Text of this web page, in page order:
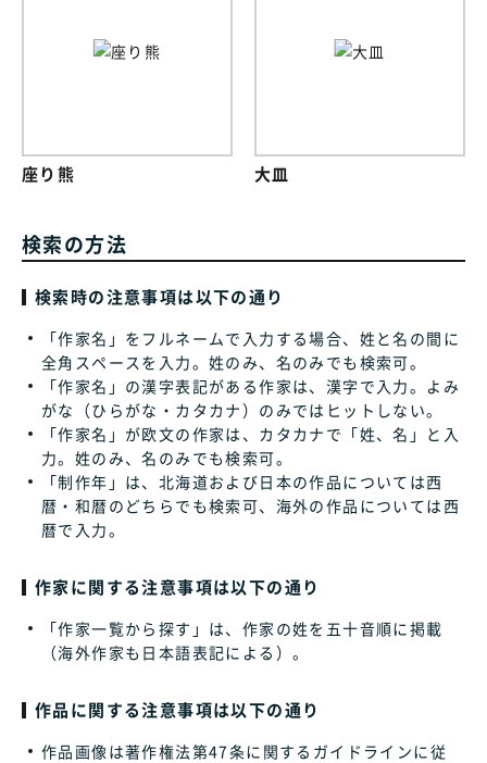
座り熊 大皿
検索の方法
検索時の注意事項は以下の通り
「作家名」をフルネームで入力する場合、姓と名の間に
全角スペースを入力。姓のみ、名のみでも検索可。
「作家名」の漢字表記がある作家は、漢字で入力。よみ
がな（ひらがな・カタカナ）のみではヒットしない。
「作家名」が欧文の作家は、カタカナで「姓、名」と入
力。姓のみ、名のみでも検索可。
「制作年」は、北海道および日本の作品については西
暦・和暦のどちらでも検索可、海外の作品については西
暦で入力。
作家に関する注意事項は以下の通り
「作家一覧から探す」は、作家の姓を五十音順に掲載
（海外作家も日本語表記による）。
作品に関する注意事項は以下の通り
作品画像は著作権法第47条に関するガイドラインに従